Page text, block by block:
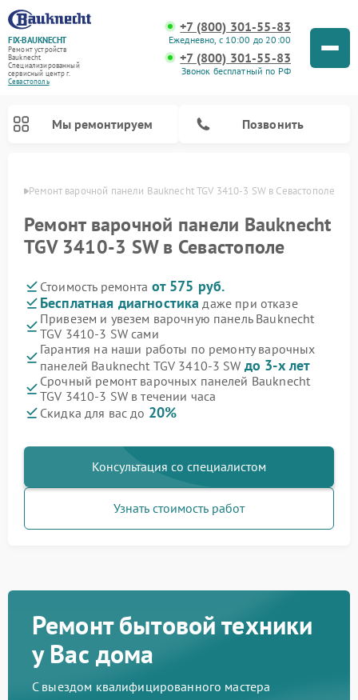
FIX-BAUKNECHT
Ремонт устройств
Bauknecht
Специализированный
cервисный центр г.
Севастополь
+7 (800) 301-55-83
Ежедневно, с 10:00 до 20:00
+7 (800) 301-55-83
Звонок бесплатный по РФ
Мы ремонтируем Позвонить
Ремонт варочной панели Bauknecht TGV 3410-3 SW в Севастополе
Ремонт варочной панели Bauknecht
TGV 3410-3 SW в Севастополе
Стоимость ремонта от 575 руб.
Бесплатная диагностика даже при отказе
Привезем и увезем варочную панель Bauknecht
TGV 3410-3 SW сами
Гарантия на наши работы по ремонту варочных
панелей Bauknecht TGV 3410-3 SW до 3-х лет
Срочный ремонт варочных панелей Bauknecht
TGV 3410-3 SW в течении часа
Скидка для вас до 20%
Консультация со специалистом
Узнать стоимость работ
Ремонт бытовой техники
у Вас дома
С выездом квалифицированного мастера